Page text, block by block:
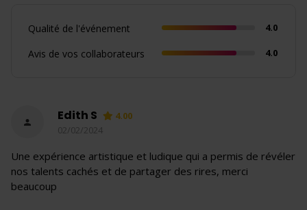
Qualité de l'événement 4.0
Avis de vos collaborateurs 4.0
Edith S
4.00
02/02/2024
Une expérience artistique et ludique qui a permis de révéler
nos talents cachés et de partager des rires, merci
beaucoup